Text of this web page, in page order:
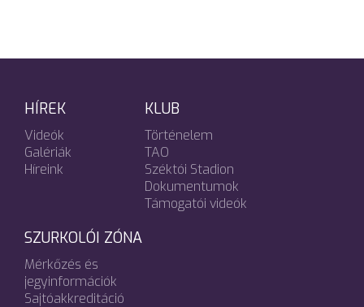
HÍREK
Videók
Galériák
Híreink
KLUB
Történelem
TAO
Széktói Stadion
Dokumentumok
Támogatói videók
SZURKOLÓI ZÓNA
Mérkőzés és
jegyinformációk
Sajtóakkreditáció